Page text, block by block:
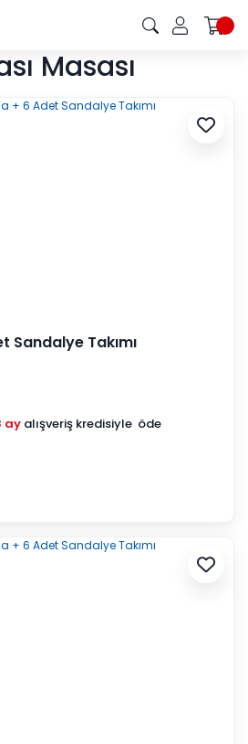
Masası
Sandalye Takımı
ay alışveriş kredisiyle öde